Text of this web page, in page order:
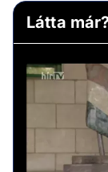
Látta